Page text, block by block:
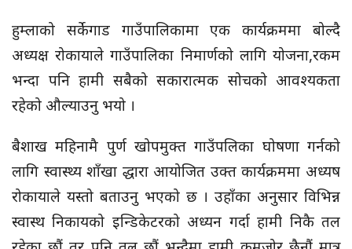
हुम्लाको सर्केगाड गाउँपालिकामा एक कार्यक्रममा बोल्दै
अध्यक्ष रोकायाले गाउँपालिका निमार्णको लागि योजना,रकम
भन्दा पनि हामी सबैको सकारात्मक सोचको आवश्यकता
रहेको औल्याउनु भयो ।
बैशाख महिनामै पुर्ण खोपमुक्त गाउँपलिका घोषणा गर्नको
लागि स्वास्थ्य शाँखा द्धारा आयोजित उक्त कार्यक्रममा अध्यष
रोकायाले यस्तो बताउनु भएको छ । उहाँका अनुसार विभिन्न
स्वास्थ निकायको इन्डिकेटरको अध्यन गर्दा हामी निकै तल